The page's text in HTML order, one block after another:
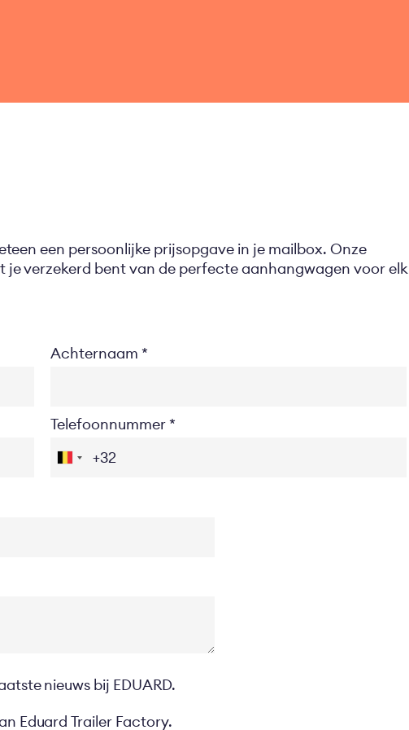
een persoonlijke prijsopgave in je mailbox. Onze
je verzekerd bent van de perfecte aanhangwagen voor elk
Achternaam
Telefoonnummer
nieuws bij EDUARD.
Eduard Trailer Factory.